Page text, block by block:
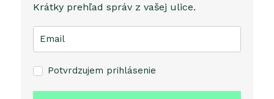
Krátky prehľad správ z vašej ulice.
Potvrdzujem prihlásenie